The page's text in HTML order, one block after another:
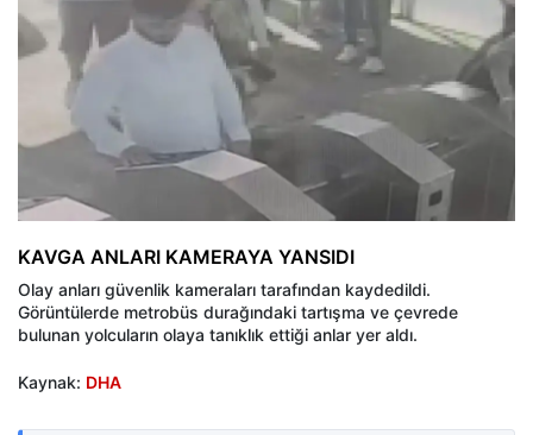
KAVGA ANLARI KAMERAYA YANSIDI
Olay anları güvenlik kameraları tarafından kaydedildi.
Görüntülerde metrobüs durağındaki tartışma ve çevrede
bulunan yolcuların olaya tanıklık ettiği anlar yer aldı.
Kaynak: DHA